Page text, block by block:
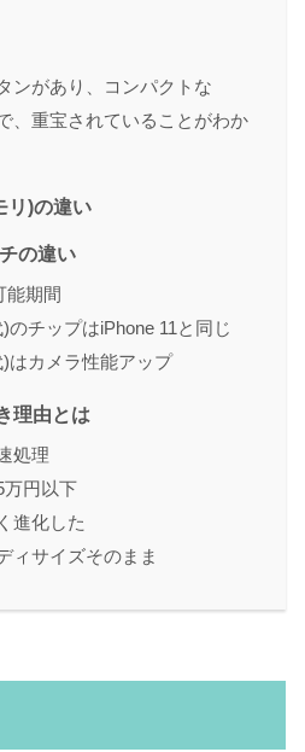
ンがあり、コンパクトな
、重宝されていることがわか
リ)の違い
の違い
能期間
のチップはiPhone 11と同じ
はカメラ性能アップ
理由とは
処理
万円以下
進化した
ィサイズそのまま